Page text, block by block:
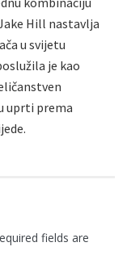
Hill nastavlja
u svijetu
je kao
uprti prema
fields are